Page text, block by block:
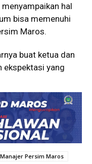
hal
bisa memenuhi
Maros.
buat ketua dan
ekspektasi yang
Manajer Persim Maros